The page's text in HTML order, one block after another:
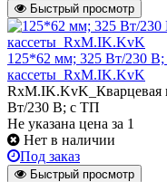
Быстрый просмотр
125*62 мм; 325 Вт/230
кассеты_RxM.IK.KvK
RxM.IK.KvK_Кварцевая
Вт/230 В; с ТП
Не указана цена за 1
Нет в наличии
Под заказ
Быстрый просмотр